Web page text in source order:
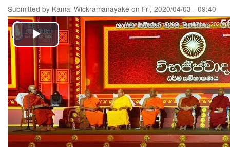
Submitted by Kamal Wickramanayake on Fri, 2020/04/03 - 09:40